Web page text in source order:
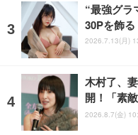
“最強グラ
30Pを飾
2026.7.13(月)
木村了、
開！「素
2026.8.7(金)